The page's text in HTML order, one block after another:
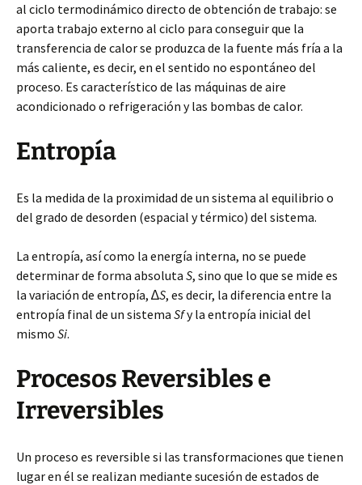
al ciclo termodinámico directo de obtención de trabajo: se
aporta trabajo externo al ciclo para conseguir que la
transferencia de calor se produzca de la fuente más fría a la
más caliente, es decir, en el sentido no espontáneo del
proceso. Es característico de las máquinas de aire
acondicionado o refrigeración y las bombas de calor.
Entropía
Es la medida de la proximidad de un sistema al equilibrio o
del grado de desorden (espacial y térmico) del sistema.
La entropía, así como la energía interna, no se puede
determinar de forma absoluta S, sino que lo que se mide es
la variación de entropía, ∆S, es decir, la diferencia entre la
entropía final de un sistema Sfy la entropía inicial del
mismo Si.
Procesos Reversibles e
Irreversibles
Un proceso es reversible si las transformaciones que tienen
lugar en él se realizan mediante sucesión de estados de